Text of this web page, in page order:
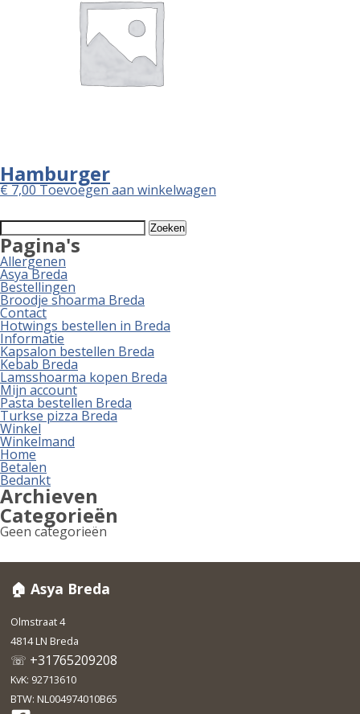
Hamburger
€7,00Toevoegen aan winkelwagen
Zoeken
naar:
Pagina's
Allergenen
Asya Breda
Bestellingen
Broodje shoarma Breda
Contact
Hotwings bestellen in Breda
Informatie
Kapsalon bestellen Breda
Kebab Breda
Lamsshoarma kopen Breda
Mijn account
Pasta bestellen Breda
Turkse pizza Breda
Winkel
Winkelmand
Home
Betalen
Bedankt
Archieven
Categorieën
Geen categorieën
🏠 Asya Breda
Olmstraat 4
4814 LN Breda
☏ +31765209208
KvK: 92713610
BTW: NL004974010B65